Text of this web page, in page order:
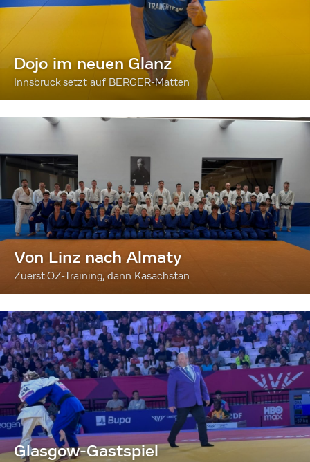
Dojo im neuen Glanz
Innsbruck setzt auf BERGER-Matten
Von Linz nach Almaty
Zuerst OZ-Training, dann Kasachstan
Glasgow-Gastspiel